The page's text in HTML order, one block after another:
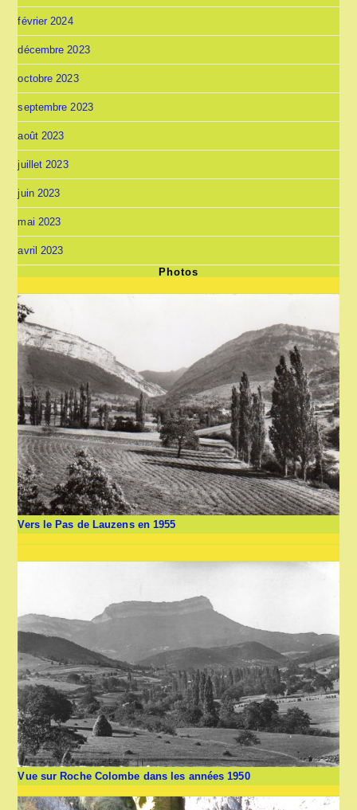
février 2024
décembre 2023
octobre 2023
septembre 2023
août 2023
juillet 2023
juin 2023
mai 2023
avril 2023
Photos
Vers le Pas de Lauzens en 1955
Vue sur Roche Colombe dans les années 1950